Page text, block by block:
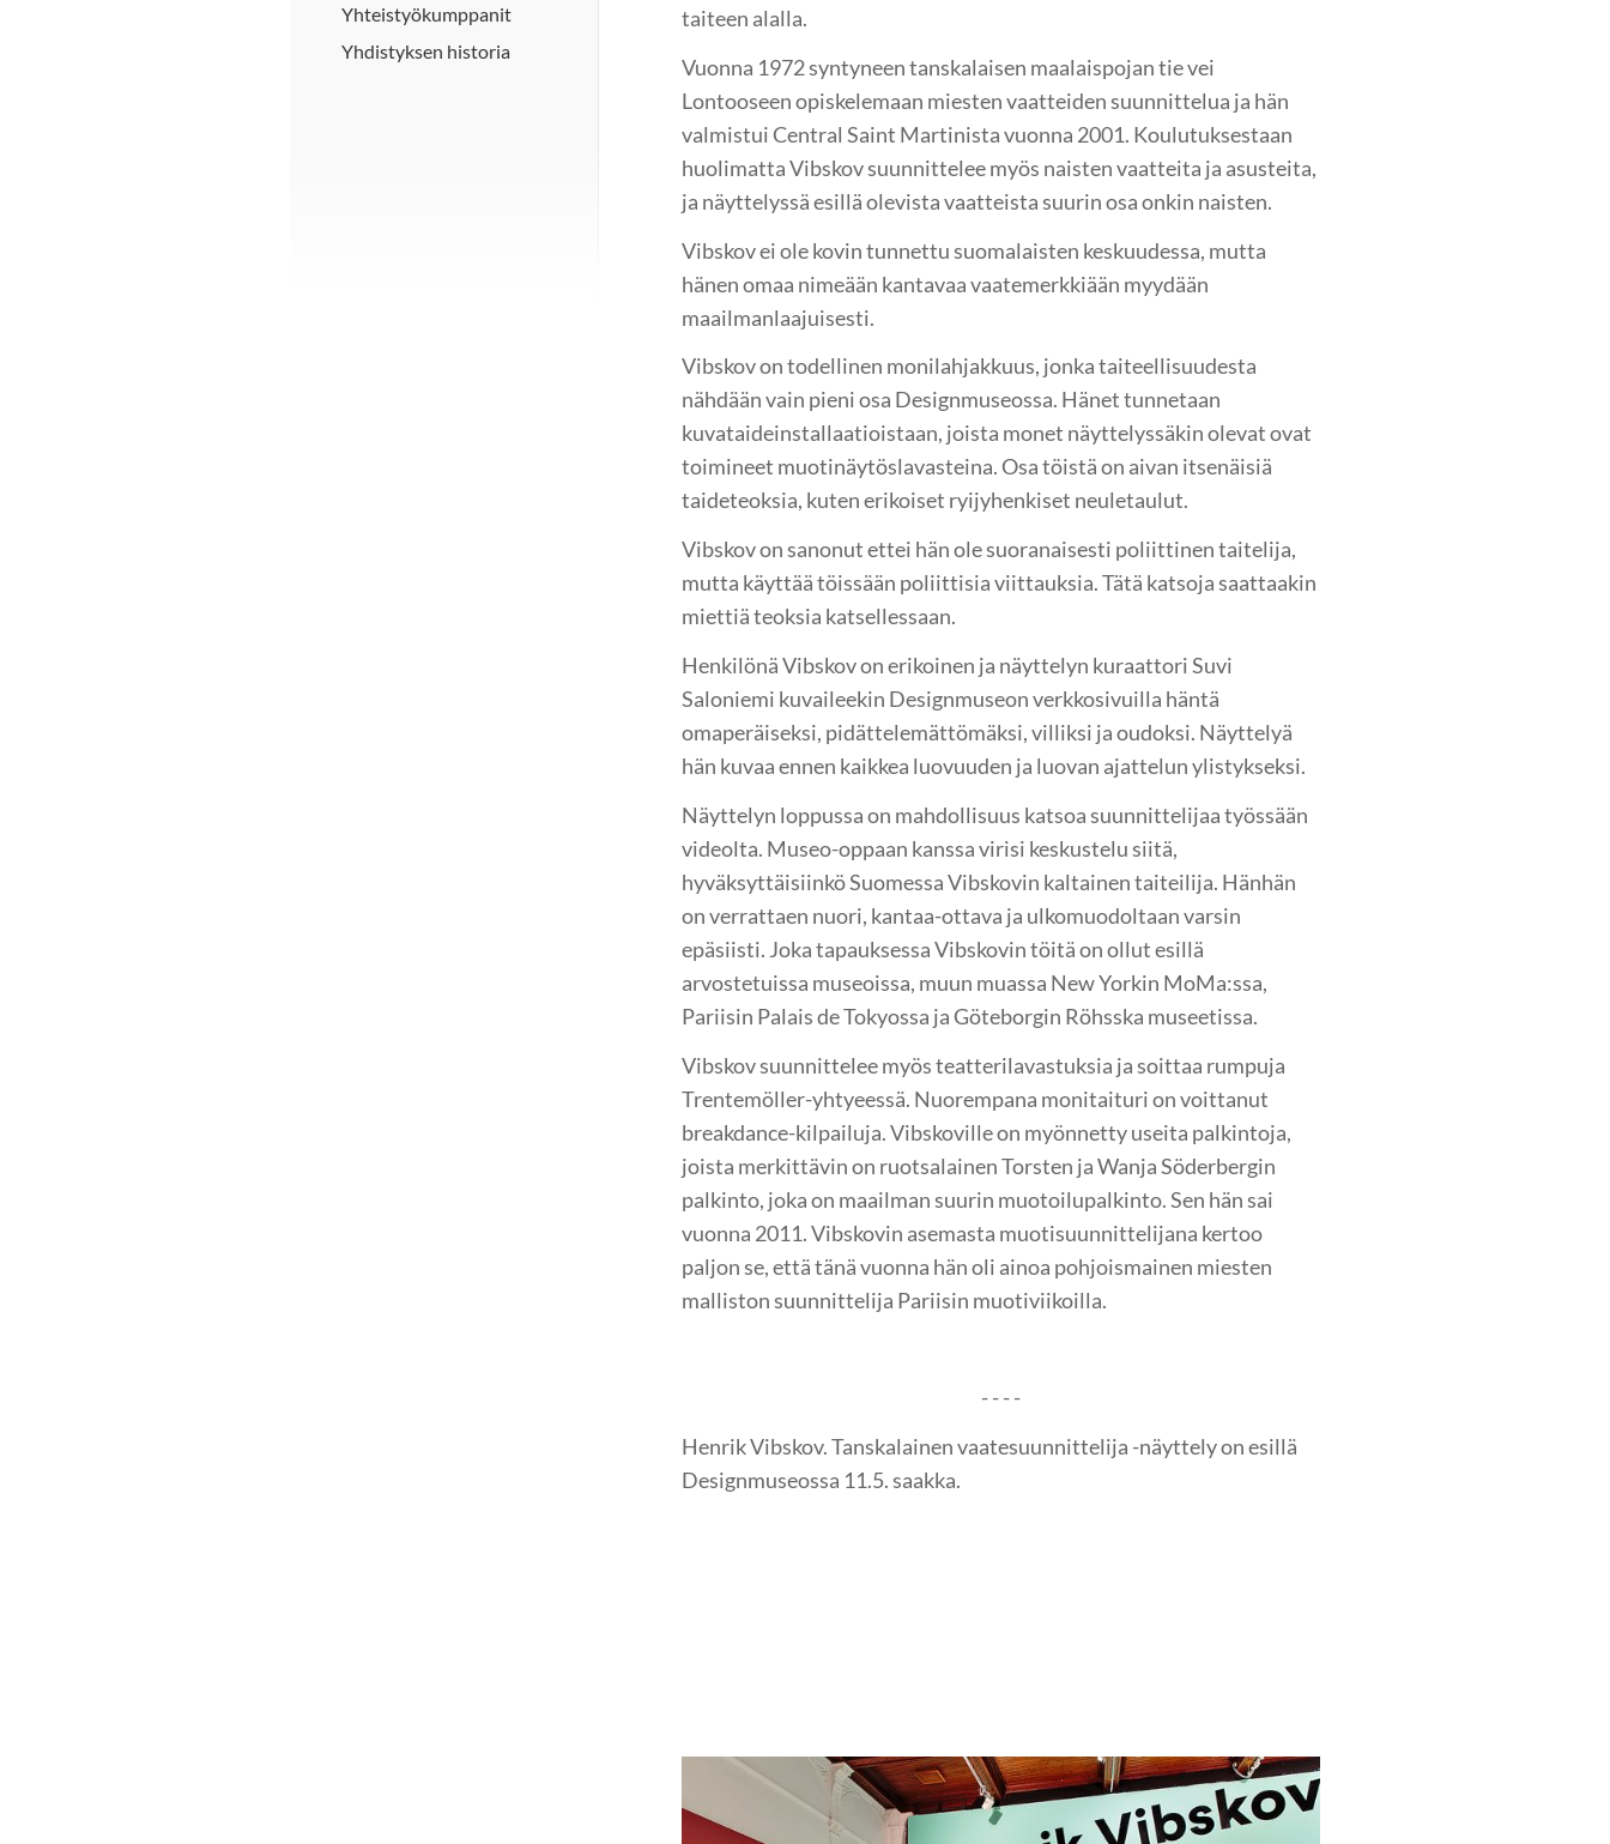
Yhteistyökumppanit
Yhdistyksen historia
taiteen alalla.
Vuonna 1972 syntyneen tanskalaisen maalaispojan tie vei
Lontooseen opiskelemaan miesten vaatteiden suunnittelua ja hän
valmistui Central Saint Martinista vuonna 2001. Koulutuksestaan
huolimatta Vibskov suunnittelee myös naisten vaatteita ja asusteita,
ja näyttelyssä esillä olevista vaatteista suurin osa onkin naisten.
Vibskov ei ole kovin tunnettu suomalaisten keskuudessa, mutta
hänen omaa nimeään kantavaa vaatemerkkiään myydään
maailmanlaajuisesti.
Vibskov on todellinen monilahjakkuus, jonka taiteellisuudesta
nähdään vain pieni osa Designmuseossa. Hänet tunnetaan
kuvataideinstallaatioistaan, joista monet näyttelyssäkin olevat ovat
toimineet muotinäytöslavasteina. Osa töistä on aivan itsenäisiä
taideteoksia, kuten erikoiset ryijyhenkiset neuletaulut.
Vibskov on sanonut ettei hän ole suoranaisesti poliittinen taitelija,
mutta käyttää töissään poliittisia viittauksia. Tätä katsoja saattaakin
miettiä teoksia katsellessaan.
Henkilönä Vibskov on erikoinen ja näyttelyn kuraattori Suvi
Saloniemi kuvaileekin Designmuseon verkkosivuilla häntä
omaperäiseksi, pidättelemättömäksi, villiksi ja oudoksi. Näyttelyä
hän kuvaa ennen kaikkea luovuuden ja luovan ajattelun ylistykseksi.
Näyttelyn loppussa on mahdollisuus katsoa suunnittelijaa työssään
videolta. Museo-oppaan kanssa virisi keskustelu siitä,
hyväksyttäisiinkö Suomessa Vibskovin kaltainen taiteilija. Hänhän
on verrattaen nuori, kantaa-ottava ja ulkomuodoltaan varsin
epäsiisti. Joka tapauksessa Vibskovin töitä on ollut esillä
arvostetuissa museoissa, muun muassa New Yorkin MoMa:ssa,
Pariisin Palais de Tokyossa ja Göteborgin Röhsska museetissa.
Vibskov suunnittelee myös teatterilavastuksia ja soittaa rumpuja
Trentemöller-yhtyeessä. Nuorempana monitaituri on voittanut
breakdance-kilpailuja. Vibskoville on myönnetty useita palkintoja,
joista merkittävin on ruotsalainen Torsten ja Wanja Söderbergin
palkinto, joka on maailman suurin muotoilupalkinto. Sen hän sai
vuonna 2011. Vibskovin asemasta muotisuunnittelijana kertoo
paljon se, että tänä vuonna hän oli ainoa pohjoismainen miesten
malliston suunnittelija Pariisin muotiviikoilla.
- - - -
Henrik Vibskov. Tanskalainen vaatesuunnittelija -näyttely on esillä
Designmuseossa 11.5. saakka.